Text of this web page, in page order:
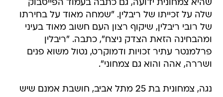
שהיא צמחונית ידועה, גם כתבה בעמוד הפייסבוק
שלה על זכייתו של ריבלין. "שמחה מאוד על בחירתו
של רובי ריבלין, שיקוף רצון העם חשוב מאוד בעיני
ומהבחינה הזאת הצדק ניצח", כתבה. "ריבלין
פרלמנטר עתיר זכויות ודמוקרט, נטול משוא פנים
ושררה, אהה והוא גם צמחוני".
נגה, צמחונית בת 25 מתל אביב, חושבת אמנם שיש